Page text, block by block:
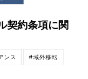
契約条項に関
ンス #域外移転